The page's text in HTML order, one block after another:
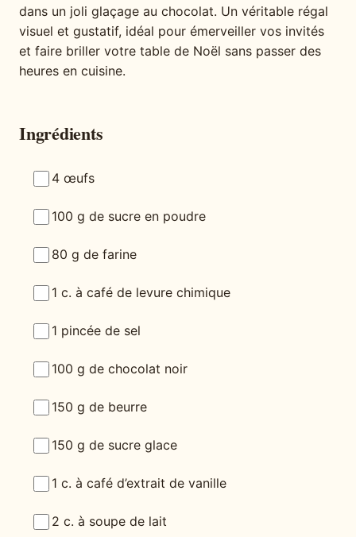
dans un joli glaçage au chocolat. Un véritable régal
visuel et gustatif, idéal pour émerveiller vos invités
et faire briller votre table de Noël sans passer des
heures en cuisine.
Ingrédients
4 œufs
100 g de sucre en poudre
80 g de farine
1 c. à café de levure chimique
1 pincée de sel
100 g de chocolat noir
150 g de beurre
150 g de sucre glace
1 c. à café d’extrait de vanille
2 c. à soupe de lait